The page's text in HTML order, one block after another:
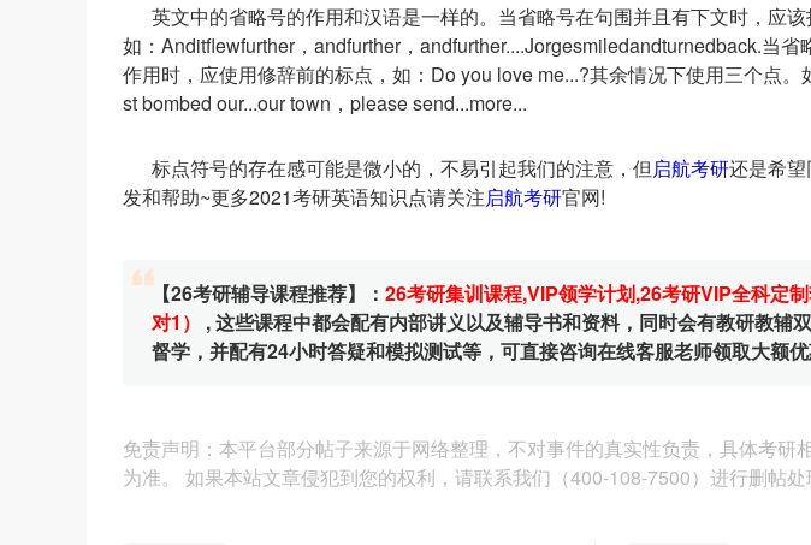
英文中的省略号的作用和汉语是一样的。当省略号在句围并且有下文时，应该
如：Anditflewfurther，andfurther，andfurther....Jorgesmiledandturnedback.当
作用时，应使用修辞前的标点，如：Do you love me...?其余情况下使用三个点。
st bombed our...our town，please send...more...
标点符号的存在感可能是微小的，不易引起我们的注意，但 启航考研还是希
发和帮助~更多2021考研英语知识点请关注启航考研官网!
【26考研辅导课程推荐】： 26考研集训课程,VIP领学计划,26考研VIP全科定
对1）
, 这些课程中都会配有内部讲义以及辅导书和资料，同时会有教研教辅
督学，并配有24小时答疑和模拟测试等，可直接咨询在线客服老师领取大额优
免责声明：本平台部分帖子来源于网络整理，不对事件的真实性负责，具体考研
为准。 如果本站文章侵犯到您的权利，请联系我们（400-108-7500）进行删帖处